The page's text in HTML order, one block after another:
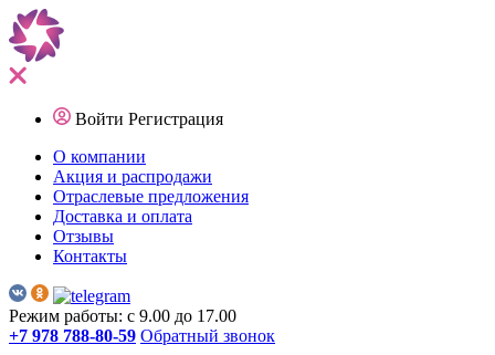
Войти Регистрация
О компании
Акция и распродажи
Отраслевые предложения
Доставка и оплата
Отзывы
Контакты
Режим работы: с 9.00 до 17.00
+7 978 788-80-59 Обратный звонок